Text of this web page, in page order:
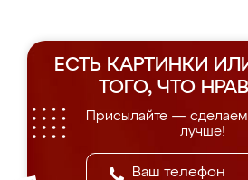
ЕСТЬ КАРТИНКИ
ТОГО, ЧТО
Присылайте —
лучше!